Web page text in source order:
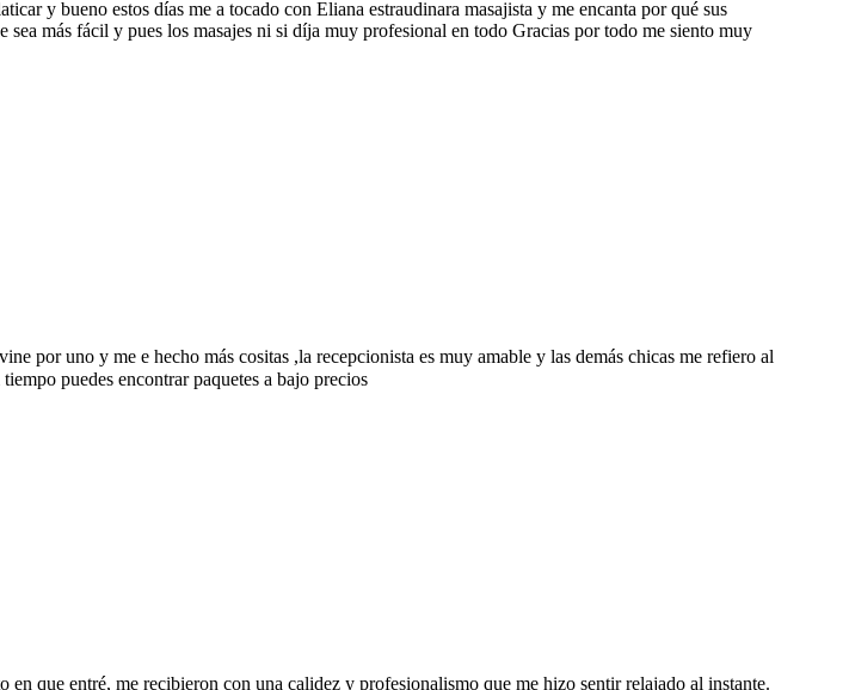
y bueno estos días me a tocado con Eliana estraudinara masajista y me encanta por qué sus
más fácil y pues los masajes ni si díja muy profesional en todo Gracias por todo me siento muy
por uno y me e hecho más cositas ,la recepcionista es muy amable y las demás chicas me refiero al
puedes encontrar paquetes a bajo precios
que entré, me recibieron con una calidez y profesionalismo que me hizo sentir relajado al instante.